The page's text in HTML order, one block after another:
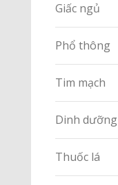
Giấc ngủ
Phổ thông
Tim mạch
Dinh dưỡng
Thuốc lá